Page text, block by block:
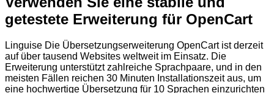
getestete Erweiterung für OpenCart
Linguise Die Übersetzungserweiterung OpenCart ist derzeit
auf über tausend Websites weltweit im Einsatz. Die
Erweiterung unterstützt zahlreiche Sprachpaare, und in den
meisten Fällen reichen 30 Minuten Installationszeit aus, um
eine hochwertige Übersetzung für 10 Sprachen einzurichten